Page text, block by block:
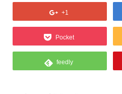
+1
Pocket
feedly